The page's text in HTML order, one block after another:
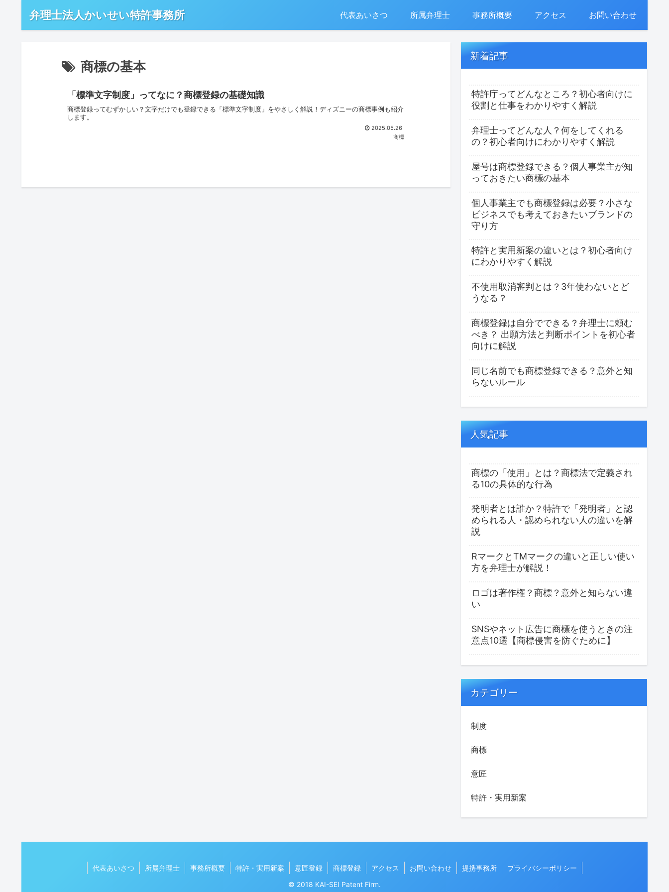
弁理士法人かいせい特許事務所 代表あいさつ 所属弁理士 事務所概要 アクセス お問い合わせ
商標の基本
「標準文字制度」ってなに？商標登録の基礎知識
商標登録ってむずかしい？文字だけでも登録できる「標準文字制度」をやさしく解説！ディズニーの商標事例も紹介
します。
2025.05.26
商標
新着記事
特許庁ってどんなところ？初心者向けに
役割と仕事をわかりやすく解説
弁理士ってどんな人？何をしてくれる
の？初心者向けにわかりやすく解説
屋号は商標登録できる？個人事業主が知
っておきたい商標の基本
個人事業主でも商標登録は必要？小さな
ビジネスでも考えておきたいブランドの
守り方
特許と実用新案の違いとは？初心者向け
にわかりやすく解説
不使用取消審判とは？3年使わないとど
うなる？
商標登録は自分でできる？弁理士に頼む
べき？ 出願方法と判断ポイントを初心者
向けに解説
同じ名前でも商標登録できる？意外と知
らないルール
人気記事
商標の「使用」とは？商標法で定義され
る10の具体的な行為
発明者とは誰か？特許で「発明者」と認
められる人・認められない人の違いを解
説
RマークとTMマークの違いと正しい使い
方を弁理士が解説！
ロゴは著作権？商標？意外と知らない違
い
SNSやネット広告に商標を使うときの注
意点10選【商標侵害を防ぐために】
カテゴリー
制度
商標
意匠
特許・実用新案
代表あいさつ 所属弁理士 事務所概要 特許・実用新案 意匠登録 商標登録 アクセス お問い合わせ 提携事務所
プライバシーポリシー
© 2018 KAI-SEI Patent Firm.